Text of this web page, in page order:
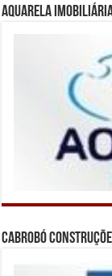
Aquarela
Cabrobó